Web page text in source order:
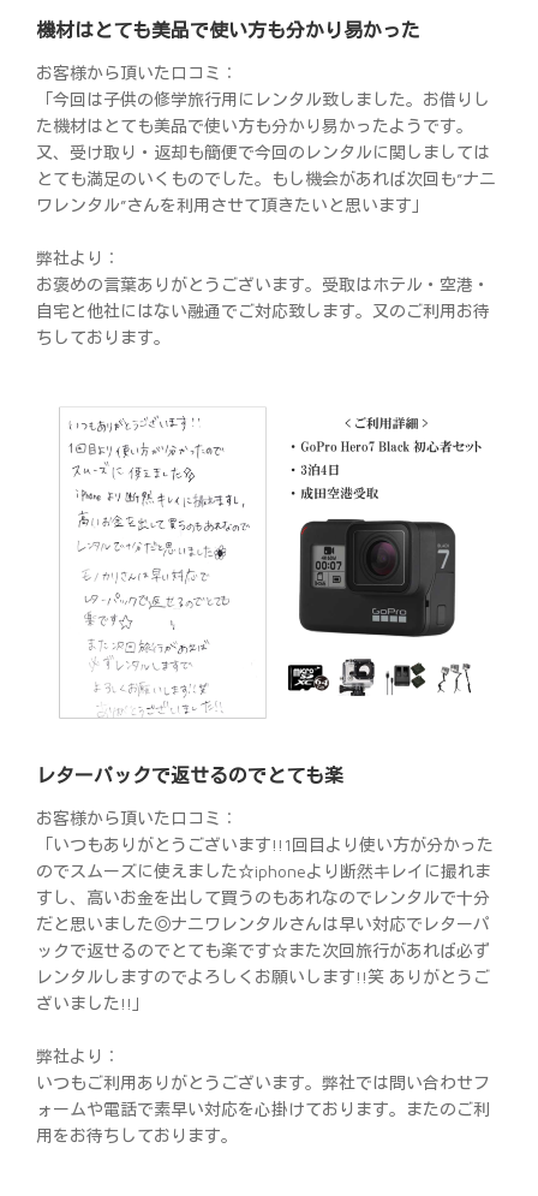
機材はとても美品で使い方も分かり易かった
お客様から頂いた口コミ：
「今回は子供の修学旅行用にレンタル致しました。お借りし
た機材はとても美品で使い方も分かり易かったようです。
又、受け取り・返却も簡便で今回のレンタルに関しましては
とても満足のいくものでした。もし機会があれば次回も”ナニ
ワレンタル”さんを利用させて頂きたいと思います」
弊社より：
お褒めの言葉ありがとうございます。受取はホテル・空港・
自宅と他社にはない融通でご対応致します。又のご利用お待
ちしております。
レターパックで返せるのでとても楽
お客様から頂いた口コミ：
「いつもありがとうございます!!1回目より使い方が分かった
のでスムーズに使えました☆iphoneより断然キレイに撮れま
すし、高いお金を出して買うのもあれなのでレンタルで十分
だと思いました◎ナニワレンタルさんは早い対応でレターパ
ックで返せるのでとても楽です☆また次回旅行があれば必ず
レンタルしますのでよろしくお願いします!!笑 ありがとうご
ざいました!!」
弊社より：
いつもご利用ありがとうございます。弊社では問い合わせフ
ォームや電話で素早い対応を心掛けております。またのご利
用をお待ちしております。